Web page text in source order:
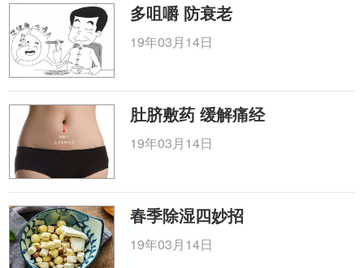
多咀嚼 防衰老
19年03月14日
肚脐敷药 缓解痛经
19年03月14日
春季除湿四妙招
19年03月14日